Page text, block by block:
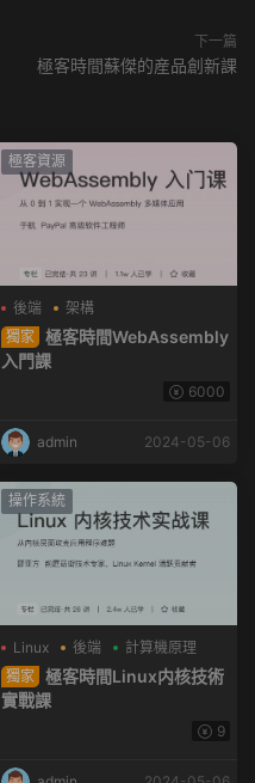
下一篇
極客時間蘇傑的産品創新課
極客資源
後端
架構
獨家 極客時間WebAssembly
入門課
6000
admin 2024-05-06
操作系統
Linux 後端
計算機原理
獨家 極客時間Linux内核技術
實戰課
9